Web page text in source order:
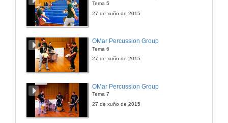
Tema 5
27 de xuño de 2015
OMar Percussion Group
Tema 6
27 de xuño de 2015
OMar Percussion Group
Tema 7
27 de xuño de 2015